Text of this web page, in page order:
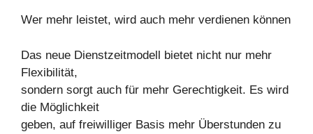
Wer mehr leistet, wird auch mehr verdienen können
Das neue Dienstzeitmodell bietet nicht nur mehr
Flexibilität,
sondern sorgt auch für mehr Gerechtigkeit. Es wird
die Möglichkeit
geben, auf freiwilliger Basis mehr Überstunden zu